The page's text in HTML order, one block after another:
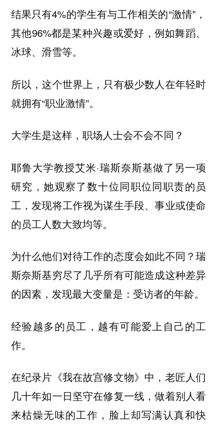
结果只有4%的学生有与工作相关的“激情”，
其他96%都是某种兴趣或爱好，例如舞蹈、
冰球、滑雪等。
所以，这个世界上，只有极少数人在年轻时
就拥有“职业激情”。
大学生是这样，职场人士会不会不同？
耶鲁大学教授艾米·瑞斯奈斯基做了另一项
研究，她观察了数十位同职位同职责的员
工，发现将工作视为谋生手段、事业或使命
的员工人数大致均等。
为什么他们对待工作的态度会如此不同？瑞
斯奈斯基穷尽了几乎所有可能造成这种差异
的因素，发现最大变量是：受访者的年龄。
经验越多的员工，越有可能爱上自己的工
作。
在纪录片《我在故宫修文物》中，老匠人们
几十年如一日坚守在修复一线，做着别人看
来枯燥无味的工作，脸上却写满认真和快